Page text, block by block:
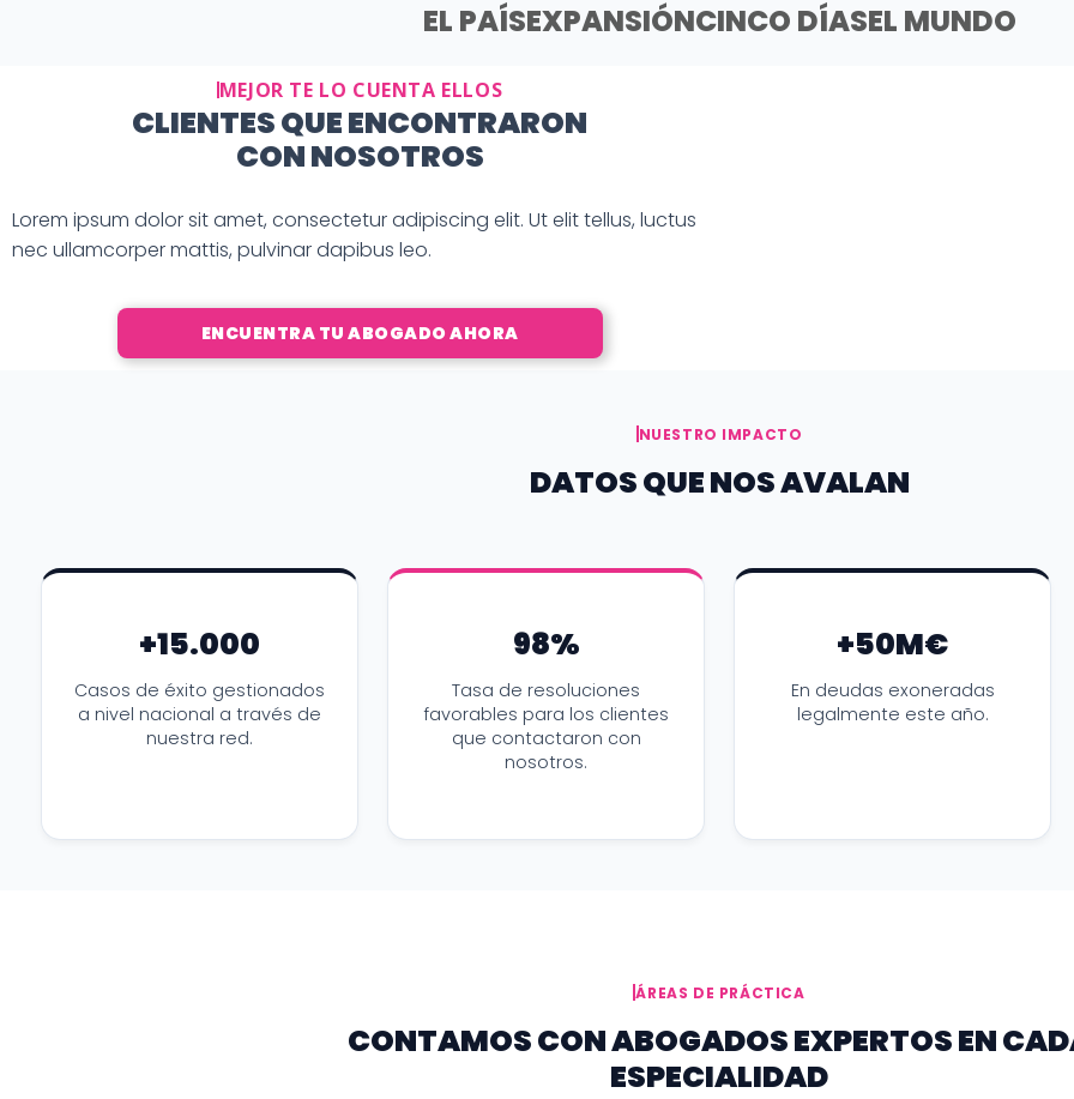
EL PAÍSEXPANSIÓNCINCO DÍASEL MUNDO
MEJOR TE LO CUENTA ELLOS
CLIENTES QUE ENCONTRARON
CON NOSOTROS
Lorem ipsum dolor sit amet, consectetur adipiscing elit. Ut elit tellus, luctus
nec ullamcorper mattis, pulvinar dapibus leo.
ENCUENTRA TU ABOGADO AHORA
NUESTRO IMPACTO
DATOS QUE NOS AVALAN
+15.000
Casos de éxito gestionados
a nivel nacional a través de
nuestra red.
98%
Tasa de resoluciones
favorables para los clientes
que contactaron con
nosotros.
+50M€
En deudas exoneradas
legalmente este año.
ÁREAS DE PRÁCTICA
CONTAMOS CON ABOGADOS EXPERTOS EN
ESPECIALIDAD